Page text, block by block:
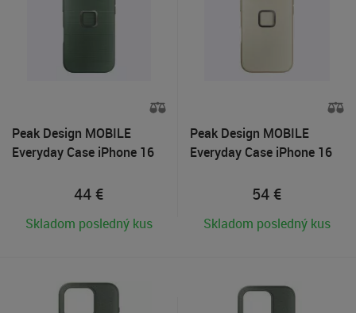
Peak Design MOBILE
Everyday Case iPhone 16
44€
Skladom posledný kus
Peak Design MOBILE
Everyday Case iPhone 16
54€
Skladom posledný kus